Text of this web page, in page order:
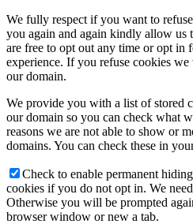
We fully respect if you want to
you again and again kindly allow us
are free to opt out any time or opt in
experience. If you refuse cookies
our domain.
We provide you with a list of stored
our domain so you can check what
reasons we are not able to show or
domains. You can check these in
Check to enable permanent
cookies if you do not opt in. We
Otherwise you will be prompted
browser window or new a tab.